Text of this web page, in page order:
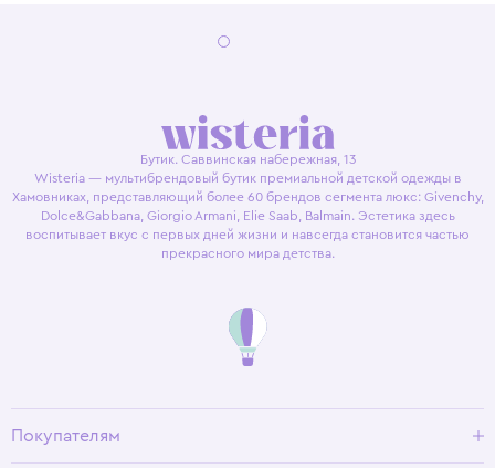
Бутик. Саввинская набережная, 13
Wisteria — мультибрендовый бутик премиальной детской одежды в
Хамовниках, представляющий более 60 брендов сегмента люкс: Givenchy,
Dolce&Gabbana, Giorgio Armani, Elie Saab, Balmain. Эстетика здесь
воспитывает вкус с первых дней жизни и навсегда становится частью
прекрасного мира детства.
Покупателям